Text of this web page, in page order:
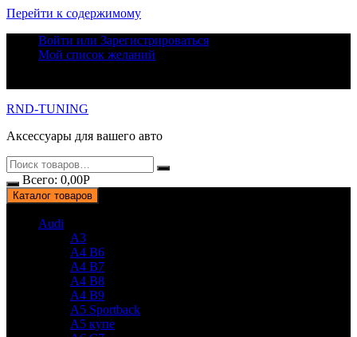
Перейти к содержимому
Войти или Зарегистрироваться
Мой список желаний
RND-TUNING
Аксессуары для вашего авто
Всего: 0,00Р
Каталог товаров
Audi
A3
A4 B6
A4 B7
A4 B8
A4 B9
A5 Sportback
A5 купе